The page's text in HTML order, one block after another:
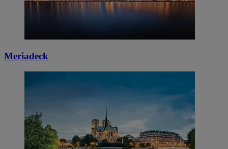
Meriadeck